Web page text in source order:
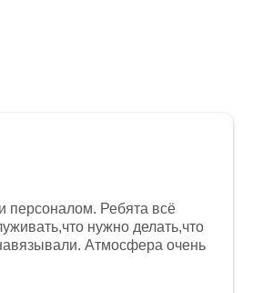
персоналом. Ребята всё
нужно делать,что
Атмосфера очень